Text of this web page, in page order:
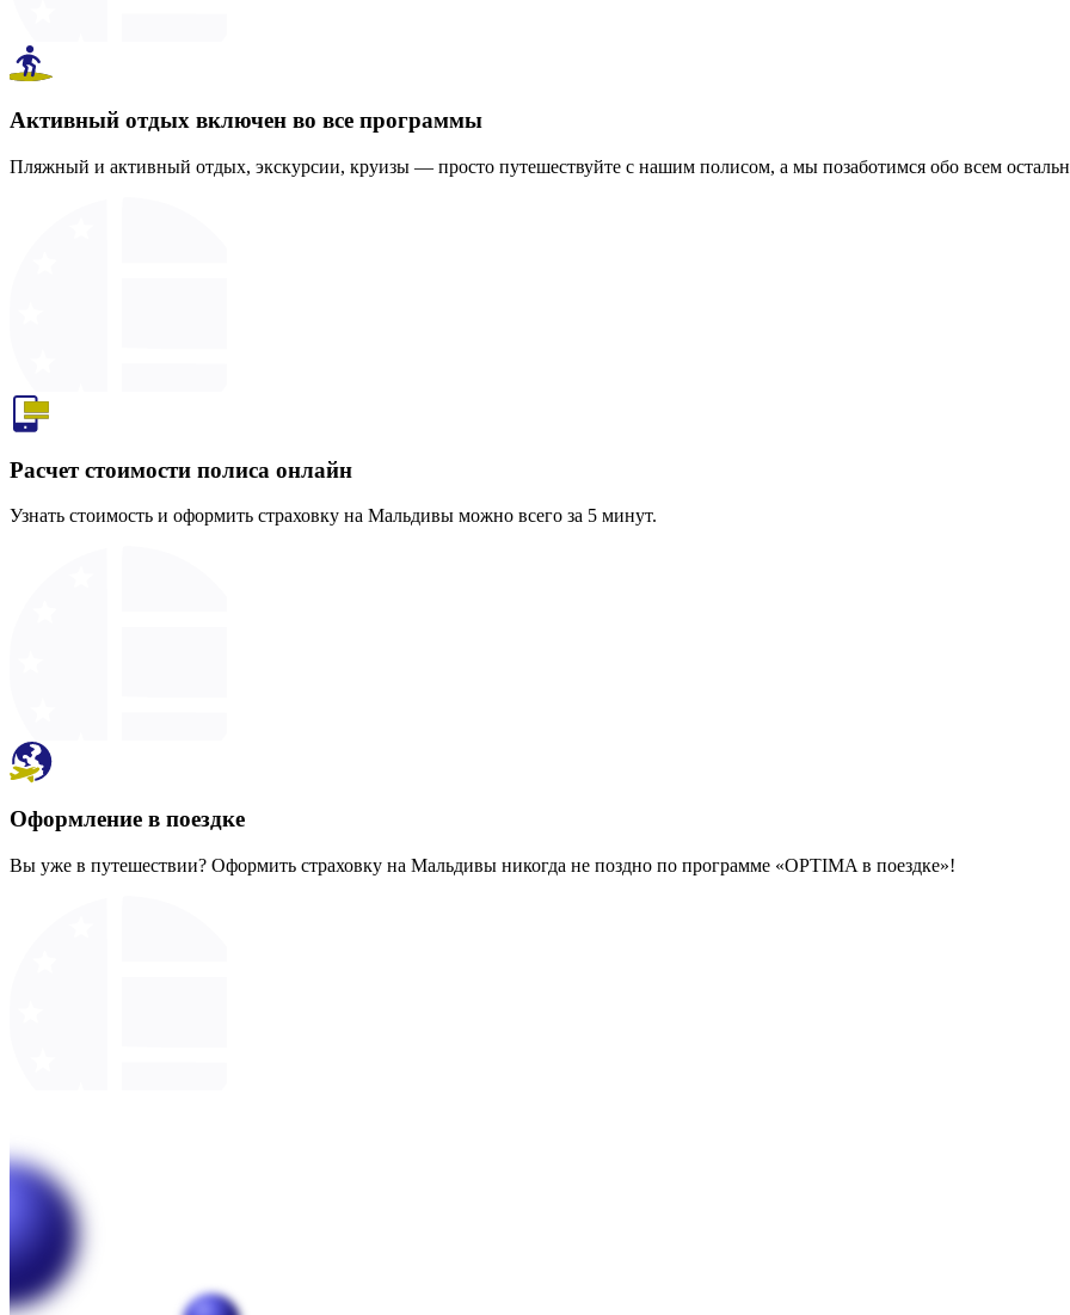
Активный отдых включен во все программы
Пляжный и активный отдых, экскурсии, круизы — просто путешествуйте с нашим полисом, а мы позаботимся обо всем
Расчет стоимости полиса онлайн
Узнать стоимость и оформить страховку на Мальдивы можно всего за 5 минут.
Оформление в поездке
Вы уже в путешествии? Оформить страховку на Мальдивы никогда не поздно по программе «OPTIMA в поездке»!